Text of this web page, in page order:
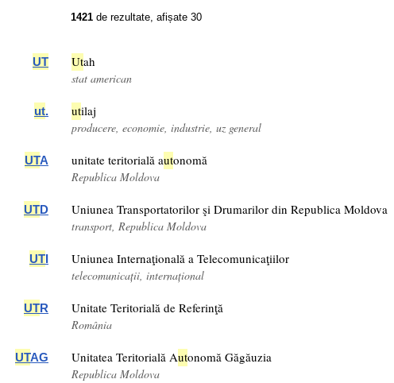
1421 de rezultate, afișate 30
UT Utah
stat american
ut. utilaj
producere, economie, industrie, uz general
UTA unitate teritorială autonomă
Republica Moldova
UTD Uniunea Transportatorilor şi Drumarilor din Republica Moldova
transport, Republica Moldova
UTI Uniunea Internaţională a Telecomunicaţiilor
telecomunicații, internațional
UTR Unitate Teritorială de Referinţă
România
UTAG Unitatea Teritorială Autonomă Găgăuzia
Republica Moldova